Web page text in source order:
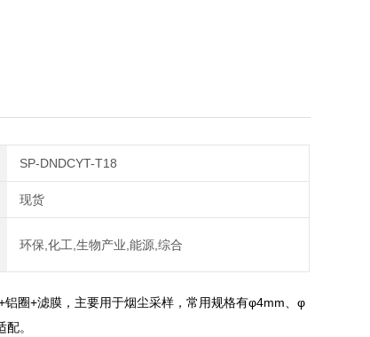
SP-DNDCYT-T18
现货
环保,化工,生物产业,能源,综合
圈+滤膜，主要用于烟尘采样，常用规格有φ4mm、φ
。